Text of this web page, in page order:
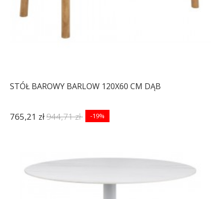
STÓŁ BAROWY BARLOW 120X60 CM DĄB
765,21 zł944,71 zł -19%